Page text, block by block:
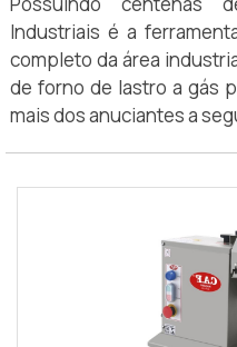
Industriais é a
completo da área
de forno de lastro a gás
mais dos anuciantes a